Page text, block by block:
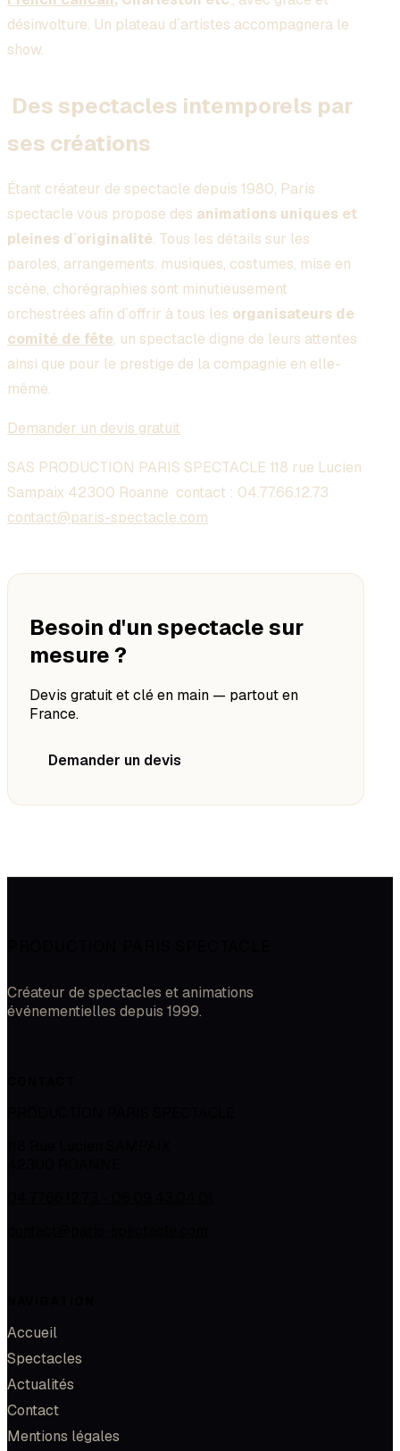
désinvolture. Un plateau d´artistes accompagnera le
show.
Des spectacles intemporels par
ses créations
Étant créateur de spectacle depuis 1980, Paris
spectacle vous propose des animations uniques et
pleines d´originalité. Tous les détails sur les
paroles, arrangements, musiques, costumes, mise en
scène, chorégraphies sont minutieusement
orchestrées afin d´offrir à tous les organisateurs de
comité de fête, un spectacle digne de leurs attentes
ainsi que pour le prestige de la compagnie en elle-
même.
Demander un devis gratuit
SAS PRODUCTION PARIS SPECTACLE 118 rue Lucien
Sampaix 42300 Roanne contact : 04.77.66.12.73
contact@paris-spectacle.com
Besoin d'un spectacle sur
mesure ?
Devis gratuit et clé en main — partout en
France.
Demander un devis
Créateur de spectacles et animations
événementielles depuis 1999.
Accueil
Spectacles
Actualités
Contact
Mentions légales